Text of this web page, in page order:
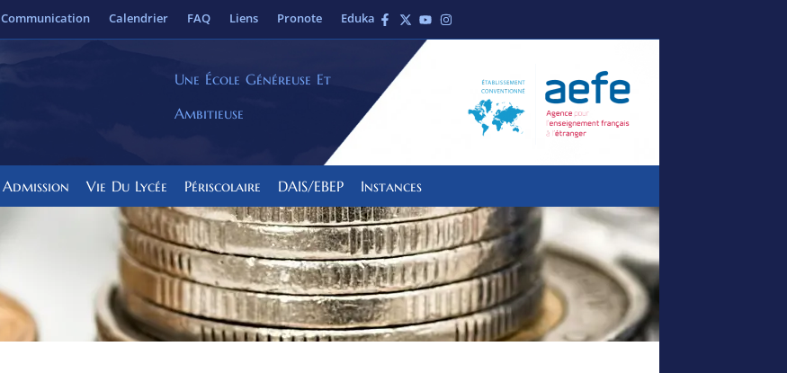
Communication Calendrier FAQ Liens Pronote Eduka
Une École Généreuse Et
Ambitieuse
Admission Vie Du Lycée Périscolaire DAIS/EBEP Instances